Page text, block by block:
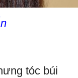
tóc búi